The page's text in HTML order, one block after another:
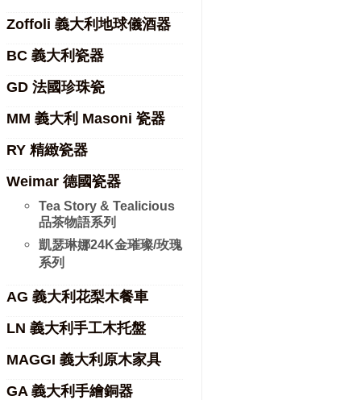
Zoffoli 義大利地球儀酒器
BC 義大利瓷器
GD 法國珍珠瓷
MM 義大利 Masoni 瓷器
RY 精緻瓷器
Weimar 德國瓷器
Tea Story & Tealicious
品茶物語系列
凱瑟琳娜24K金璀璨/玫瑰
系列
AG 義大利花梨木餐車
LN 義大利手工木托盤
MAGGI 義大利原木家具
GA 義大利手繪銅器